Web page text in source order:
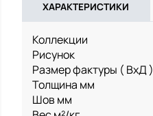
ХАРАКТЕРИСТИКИ
Коллекции
Рисунок
Размер фактуры ( ВхД )
Толщина мм
Шов мм